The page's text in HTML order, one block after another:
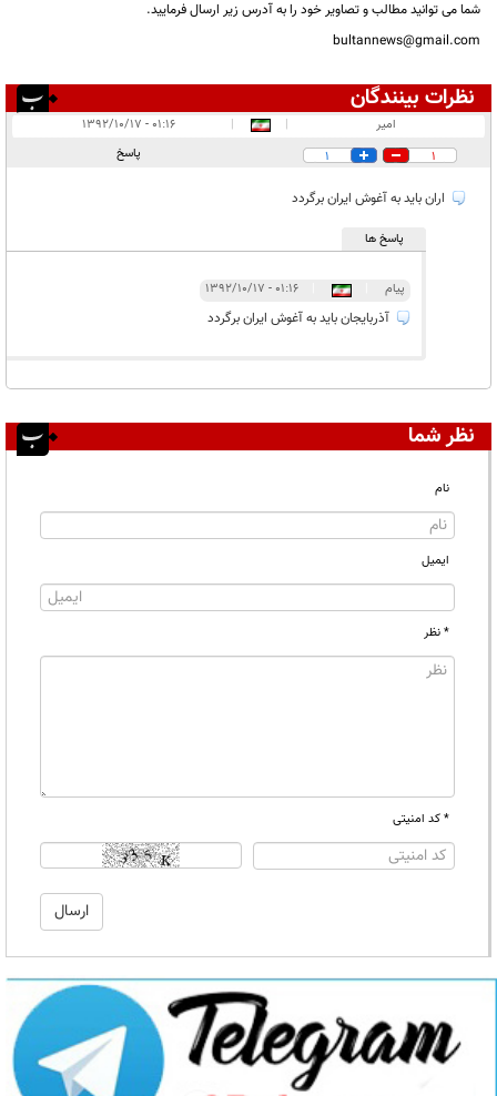
شما می توانید مطالب و تصاویر خود را به آدرس زیر ارسال فرمایید.
bultannews@gmail.com
نظرات بینندگان
در انتظار بررسی:۱
امیر |
|
۰۱:۱۶ - ۱۳۹۲/۱۰/۱۷
1
1 پاسخ
اران باید به آغوش ایران برگردد
پاسخ ها
پيام ۰۱:۱۶ - ۱۳۹۲/۱۰/۱۷
آذربايجان بايد به آغوش ايران برگردد
نظر شما
نام
ایمیل
* نظر
* کد امنیتی